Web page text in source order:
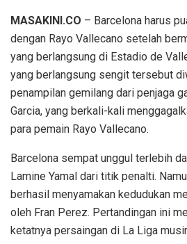
MASAKINI.CO – Barcelona harus
dengan Rayo Vallecano setelah
yang berlangsung di Estadio de
yang berlangsung sengit tersebut
penampilan gemilang dari penjaga
Garcia, yang berkali-kali
para pemain Rayo Vallecano.
Barcelona sempat unggul terlebih
Lamine Yamal dari titik penalti.
berhasil menyamakan kedudukan
oleh Fran Perez. Pertandingan ini
ketatnya persaingan di La Liga